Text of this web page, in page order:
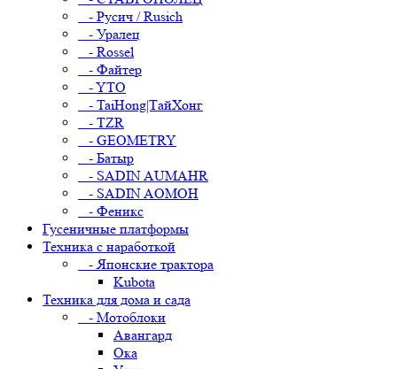
- Русич / Rusich
- Уралец
- Rossel
- Файтер
- YTO
- TaiHong|ТайХонг
- TZR
- GEOMETRY
- Батыр
- SADIN AUMAHR
- SADIN AOMOH
- Феникс
Гусеничные платформы
Техника с наработкой
- Японские трактора
Kubota
Техника для дома и сада
- Мотоблоки
Авангард
Ока